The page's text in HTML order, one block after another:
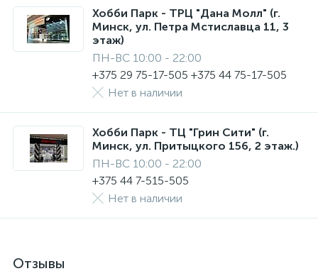
Хобби Парк - ТРЦ "Дана Молл" (г.
Минск, ул. Петра Мстиславца 11, 3
этаж)
ПН-ВС 10:00 - 22:00
+375 29 75-17-505 +375 44 75-17-505
Нет в наличии
Хобби Парк - ТЦ "Грин Сити" (г.
Минск, ул. Притыцкого 156, 2 этаж.)
ПН-ВС 10:00 - 22:00
+375 44 7-515-505
Нет в наличии
Отзывы